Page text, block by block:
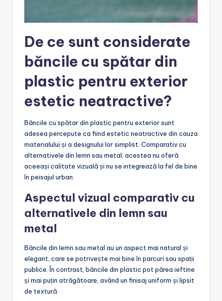
De ce sunt considerate
băncile cu spătar din
plastic pentru exterior
estetic neatractive?
Băncile cu spătar din plastic pentru exterior sunt
adesea percepute ca fiind estetic neatractive din cauza
materialului și a designului lor simplist. Comparativ cu
alternativele din lemn sau metal, acestea nu oferă
aceeași calitate vizuală și nu se integrează la fel de bine
în peisajul urban.
Aspectul vizual comparativ cu
alternativele din lemn sau
metal
Băncile din lemn sau metal au un aspect mai natural și
elegant, care se potrivește mai bine în parcuri sau spații
publice. În contrast, băncile din plastic pot părea ieftine
și mai puțin atrăgătoare, având un finisaj uniform și lipsit
de textură.